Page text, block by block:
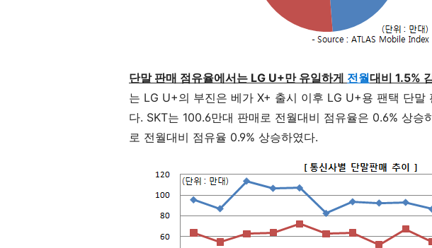
단말 판매 점유율에서는 LG U+만 유일하게 전월대비 1.5%
는 LG U+의 부진은 베가 X+ 출시 이후 LG U+용 팬택 단말
다. SKT는 100.6만대 판매로 전월대비 점유율은 0.6% 상승
로 전월대비 점유율 0.9% 상승하였다.